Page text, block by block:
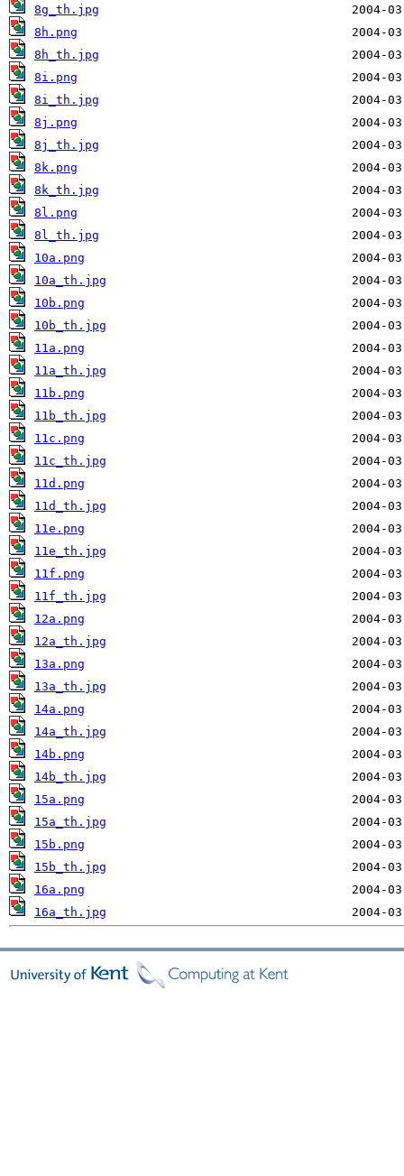
8g_th.jpg
8h.png
8h_th.jpg
8i.png
8i_th.jpg
8j.png
8j_th.jpg
8k.png
8k_th.jpg
8l.png
8l_th.jpg
10a.png
10a_th.jpg
10b.png
10b_th.jpg
11a.png
11a_th.jpg
11b.png
11b_th.jpg
11c.png
11c_th.jpg
11d.png
11d_th.jpg
11e.png
11e_th.jpg
11f.png
11f_th.jpg
12a.png
12a_th.jpg
13a.png
13a_th.jpg
14a.png
14a_th.jpg
14b.png
14b_th.jpg
15a.png
15a_th.jpg
15b.png
15b_th.jpg
16a.png
16a_th.jpg